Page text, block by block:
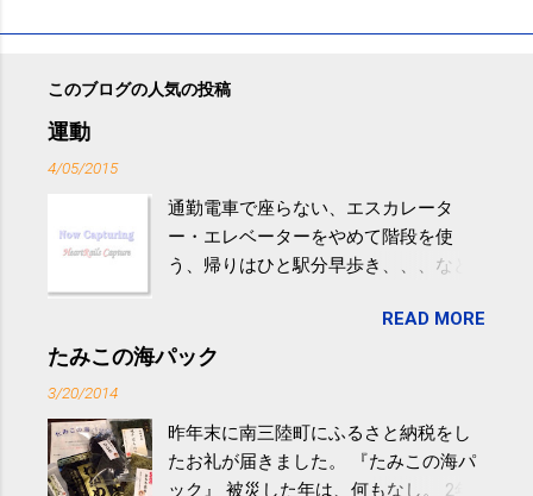
このブログの人気の投稿
運動
4/05/2015
通勤電車で座らない、エスカレータ
ー・エレベーターをやめて階段を使
う、帰りはひと駅分早歩き、、、など
やすい。 スポーツウェア・シューズで
するものだけが運動ではない。 食べ
けると改善する、との結果を筑波大の
研究チームが発表した。改善が期待で
READ MORE
たみこの海パック
3/20/2014
昨年末に南三陸町にふるさと納税をし
たお礼が届きました。 『たみこの海パ
ック』 被災した年は、何もなし。 2年